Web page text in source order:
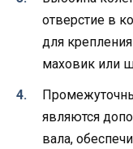
отверстие в
для
маховик или
являются
вала,